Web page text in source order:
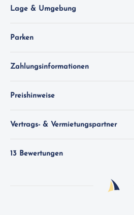
Lage & Umgebung
Parken
Zahlungsinformationen
Preishinweise
Vertrags- & Vermietungspartner
13 Bewertungen